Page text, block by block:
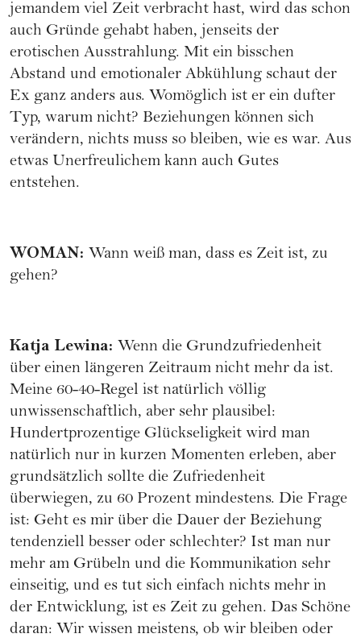
jemandem viel Zeit verbracht hast, wird das schon
auch Gründe gehabt haben, jenseits der
erotischen Ausstrahlung. Mit ein bisschen
Abstand und emotionaler Abkühlung schaut der
Ex ganz anders aus. Womöglich ist er ein dufter
Typ, warum nicht? Beziehungen können sich
verändern, nichts muss so bleiben, wie es war. Aus
etwas Unerfreulichem kann auch Gutes
entstehen.
WOMAN: Wann weiß man, dass es Zeit ist, zu
gehen?
Katja Lewina: Wenn die Grundzufriedenheit
über einen längeren Zeitraum nicht mehr da ist.
Meine 60-40-Regel ist natürlich völlig
unwissenschaftlich, aber sehr plausibel:
Hundertprozentige Glückseligkeit wird man
natürlich nur in kurzen Momenten erleben, aber
grundsätzlich sollte die Zufriedenheit
überwiegen, zu 60 Prozent mindestens. Die Frage
ist: Geht es mir über die Dauer der Beziehung
tendenziell besser oder schlechter? Ist man nur
mehr am Grübeln und die Kommunikation sehr
einseitig, und es tut sich einfach nichts mehr in
der Entwicklung, ist es Zeit zu gehen. Das Schöne
daran: Wir wissen meistens, ob wir bleiben oder